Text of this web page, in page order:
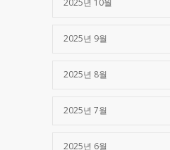
2025년 9월
2025년 8월
2025년 7월
2025년 6월